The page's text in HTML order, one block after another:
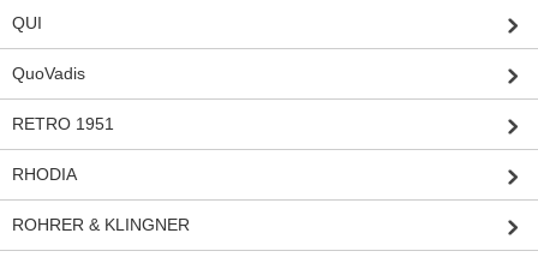
QUI
QuoVadis
RETRO 1951
RHODIA
ROHRER & KLINGNER